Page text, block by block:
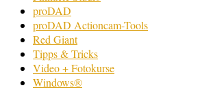
proDAD
proDAD Actioncam-Tools
Red Giant
Tipps & Tricks
Video + Fotokurse
Windows®